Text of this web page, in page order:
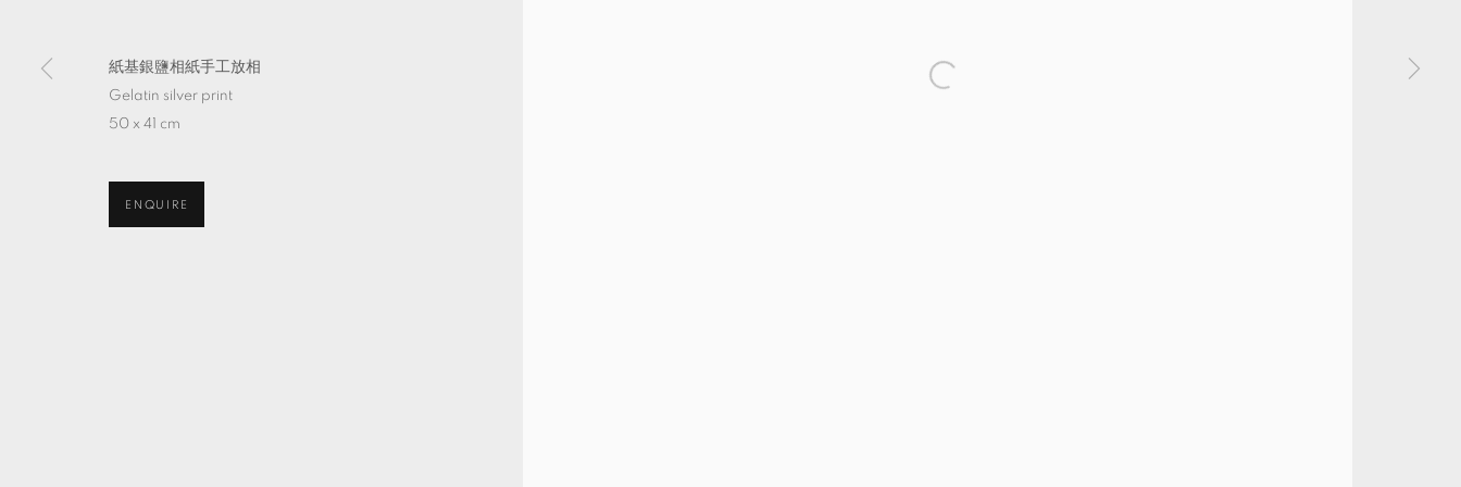
紙基銀鹽相紙手工放相
Gelatin silver print
50 x 41 cm
ENQUIRE